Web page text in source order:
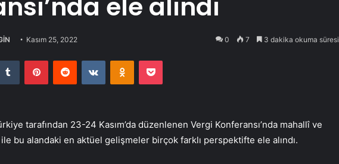
ele alındı
Kasım 25, 2022 0 7 3 dakika okuma süresi
Tumblr PinterestReddit VKontakteOdnoklassniki
Pocket
tarafından 23-24 Kasım’da düzenlenen Vergi Konferansı’nda mahallî ve
bu alandaki en aktüel gelişmeler birçok farklı perspektifte ele alındı.